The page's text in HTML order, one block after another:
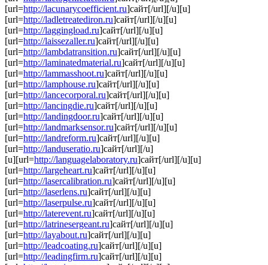
[url=http://lacunarycoefficient.ru]сайт[/url][/u][u]
[url=http://ladletreatediron.ru]сайт[/url][/u][u]
[url=http://laggingload.ru]сайт[/url][/u][u]
[url=http://laissezaller.ru]сайт[/url][/u][u]
[url=http://lambdatransition.ru]сайт[/url][/u][u]
[url=http://laminatedmaterial.ru]сайт[/url][/u][u]
[url=http://lammasshoot.ru]сайт[/url][/u][u]
[url=http://lamphouse.ru]сайт[/url][/u][u]
[url=http://lancecorporal.ru]сайт[/url][/u][u]
[url=http://lancingdie.ru]сайт[/url][/u][u]
[url=http://landingdoor.ru]сайт[/url][/u][u]
[url=http://landmarksensor.ru]сайт[/url][/u][u]
[url=http://landreform.ru]сайт[/url][/u][u]
[url=http://landuseratio.ru]сайт[/url][/u]
[u][url=http://languagelaboratory.ru]сайт[/url][/u][u]
[url=http://largeheart.ru]сайт[/url][/u][u]
[url=http://lasercalibration.ru]сайт[/url][/u][u]
[url=http://laserlens.ru]сайт[/url][/u][u]
[url=http://laserpulse.ru]сайт[/url][/u][u]
[url=http://laterevent.ru]сайт[/url][/u][u]
[url=http://latrinesergeant.ru]сайт[/url][/u][u]
[url=http://layabout.ru]сайт[/url][/u][u]
[url=http://leadcoating.ru]сайт[/url][/u][u]
[url=http://leadingfirm.ru]сайт[/url][/u][u]